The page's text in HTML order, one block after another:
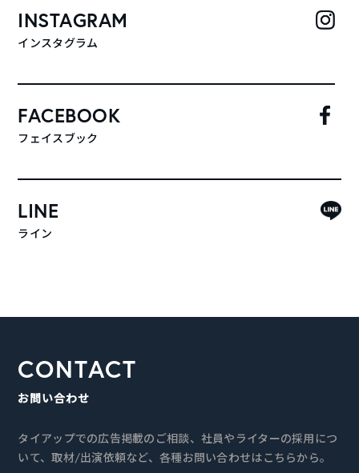
INSTAGRAM
インスタグラム
FACEBOOK
フェイスブック
LINE
ライン
CONTACT
お問い合わせ
タイアップでの広告掲載のご相談、社員やライターの採用につ
いて、取材/出演依頼など、各種お問い合わせはこちらから。